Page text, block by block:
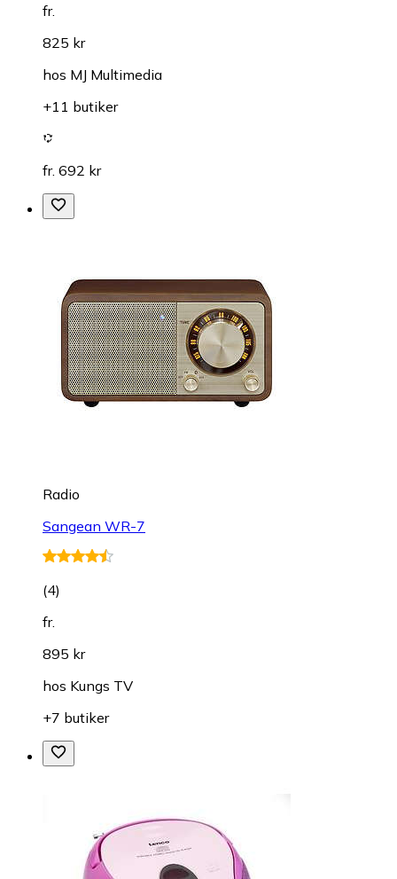
fr.
825 kr
hos MJ Multimedia
+11 butiker
fr. 692 kr
Radio
Sangean WR-7
(4)
fr.
895 kr
hos Kungs TV
+7 butiker